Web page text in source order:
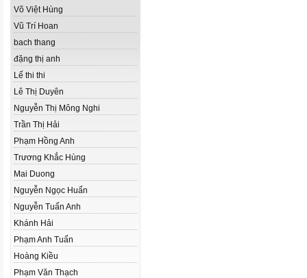
Võ Việt Hùng
Vũ Trí Hoan
bach thang
đặng thị anh
Lế thi thi
Lê Thị Duyên
Nguyễn Thị Mông Nghi
Trần Thị Hải
Phạm Hồng Anh
Trương Khắc Hùng
Mai Duong
Nguyễn Ngọc Huấn
Nguyễn Tuấn Anh
Khánh Hải
Phạm Anh Tuấn
Hoàng Kiều
Phạm Văn Thạch